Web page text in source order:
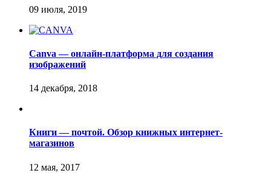
Canva — онлайн-платформа для создания
изображений
Книги — почтой. Обзор книжных интернет-
магазинов